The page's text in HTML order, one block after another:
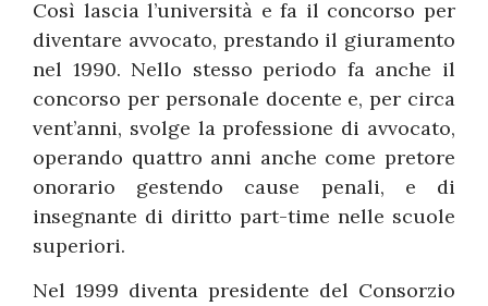
Così lascia l’università e fa il concorso per
diventare avvocato, prestando il giuramento
nel 1990. Nello stesso periodo fa anche il
concorso per personale docente e, per circa
vent’anni, svolge la professione di avvocato,
operando quattro anni anche come pretore
onorario gestendo cause penali, e di
insegnante di diritto part-time nelle scuole
superiori.
Nel 1999 diventa presidente del Consorzio